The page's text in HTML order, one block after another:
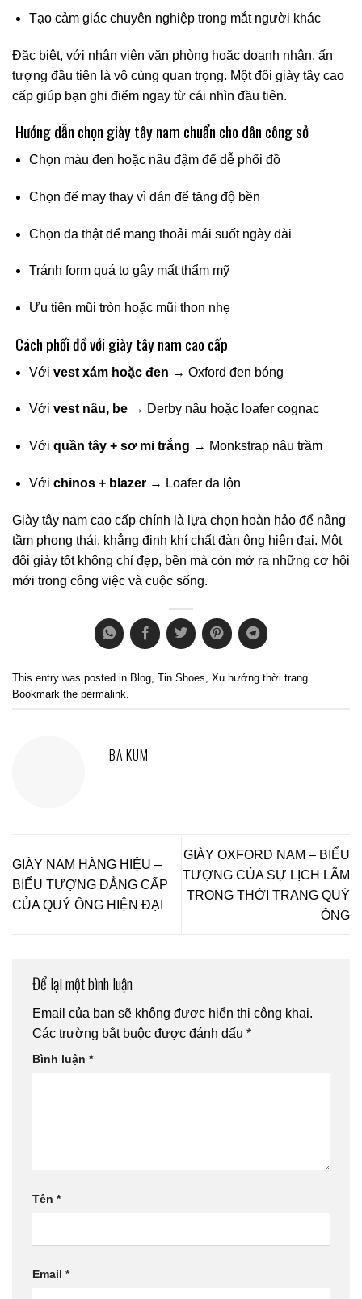
Tạo cảm giác chuyên nghiệp trong mắt người khác
Đặc biệt, với nhân viên văn phòng hoặc doanh nhân, ấn
tượng đầu tiên là vô cùng quan trọng. Một đôi giày tây cao
cấp giúp bạn ghi điểm ngay từ cái nhìn đầu tiên.
Hướng dẫn chọn giày tây nam chuẩn cho dân công sở
Chọn màu đen hoặc nâu đậm để dễ phối đồ
Chọn đế may thay vì dán để tăng độ bền
Chọn da thật để mang thoải mái suốt ngày dài
Tránh form quá to gây mất thẩm mỹ
Ưu tiên mũi tròn hoặc mũi thon nhẹ
Cách phối đồ với giày tây nam cao cấp
Với vest xám hoặc đen → Oxford đen bóng
Với vest nâu, be→ Derby nâu hoặc loafer cognac
Với quần tây + sơ mi trắng → Monkstrap nâu trầm
Với chinos + blazer→ Loafer da lộn
Giày tây nam cao cấp chính là lựa chọn hoàn hảo để nâng
tầm phong thái, khẳng định khí chất đàn ông hiện đại. Một
đôi giày tốt không chỉ đẹp, bền mà còn mở ra những cơ hội
mới trong công việc và cuộc sống.
This entry was posted in Blog Tin Shoes Xu hướng thời trang
Bookmark the permalink
BA KUM
GIÀY NAM HÀNG HIỆU –
BIỂU TƯỢNG ĐẲNG CẤP
CỦA QUÝ ÔNG HIỆN ĐẠI
GIÀY OXFORD NAM – BIỂU
TƯỢNG CỦA SỰ LỊCH LÃM
TRONG THỜI TRANG QUÝ
ÔNG
Để lại một bình luận
Email của bạn sẽ không được hiển thị công khai.
Các trường bắt buộc được đánh dấu *
Bình luận *
Tên *
Email *